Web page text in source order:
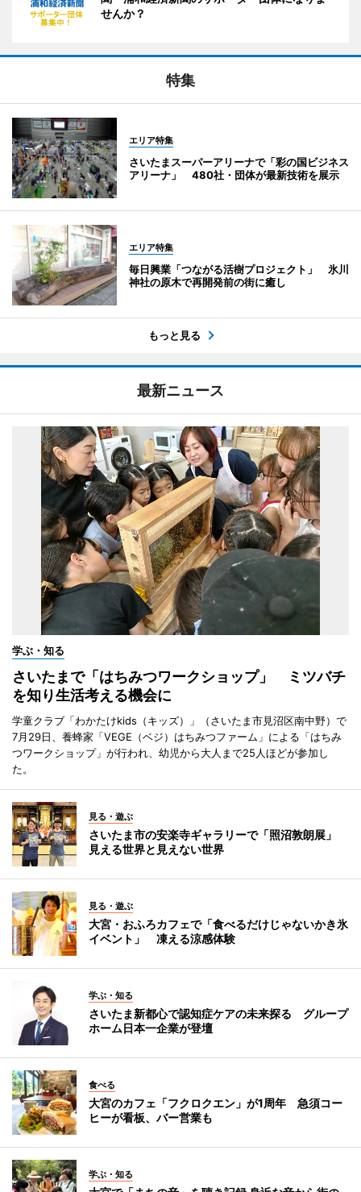
せんか？
特集
エリア特集
さいたまスーパーアリーナで「彩の国ビジネス
アリーナ」 480社・団体が最新技術を展示
エリア特集
毎日興業「つながる活樹プロジェクト」 氷川
神社の原木で再開発前の街に癒し
もっと見る
最新ニュース
学ぶ・知る
さいたまで「はちみつワークショップ」 ミツバチ
を知り生活考える機会に
学童クラブ「わかたけkids（キッズ）」（さいたま市見沼区南中野）で
7月29日、養蜂家「VEGE（ベジ）はちみつファーム」による「はちみ
つワークショップ」が行われ、幼児から大人まで25人ほどが参加し
た。
見る・遊ぶ
さいたま市の安楽寺ギャラリーで「照沼敦朗展」
見える世界と見えない世界
見る・遊ぶ
大宮・おふろカフェで「食べるだけじゃないかき氷
イベント」 凍える涼感体験
学ぶ・知る
さいたま新都心で認知症ケアの未来探る グループ
ホーム日本一企業が登壇
食べる
大宮のカフェ「フクロクエン」が1周年 急須コー
ヒーが看板、バー営業も
学ぶ・知る